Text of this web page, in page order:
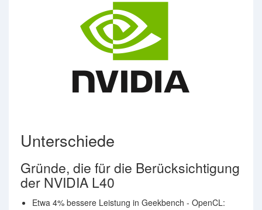
Unterschiede
Gründe, die für die Berücksichtigung
der NVIDIA L40
Etwa 4% bessere Leistung in Geekbench - OpenCL: